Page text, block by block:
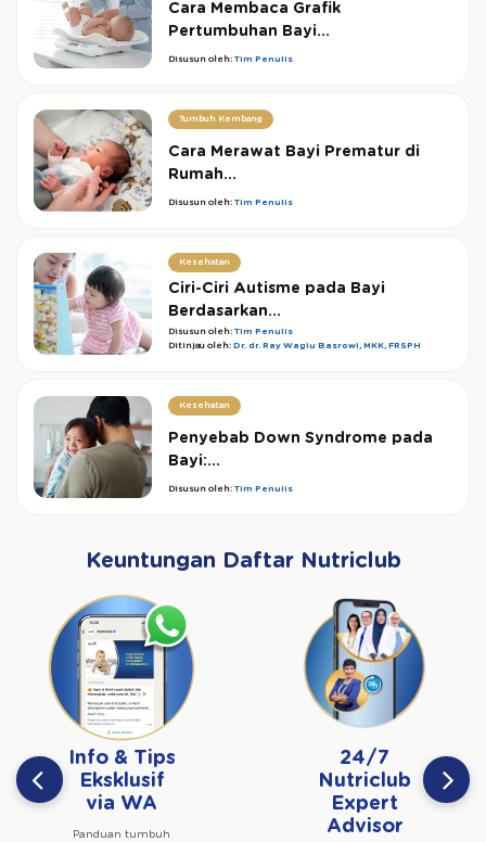
Cara Membaca Grafik
Pertumbuhan Bayi...
Disusun oleh: Tim Penulis
Tumbuh Kembang
Cara Merawat Bayi Prematur di
Rumah...
Disusun oleh: Tim Penulis
Kesehatan
Ciri-Ciri Autisme pada Bayi
Berdasarkan...
Disusun oleh: Tim Penulis
Ditinjau oleh: Dr. dr. Ray Wagiu Basrowi, MKK, FRSPH
Kesehatan
Penyebab Down Syndrome pada
Bayi:...
Disusun oleh: Tim Penulis
Keuntungan Daftar Nutriclub
Info & Tips
Eksklusif
via WA
Panduan tumbuh
24/7
Nutriclub
Expert
Advisor